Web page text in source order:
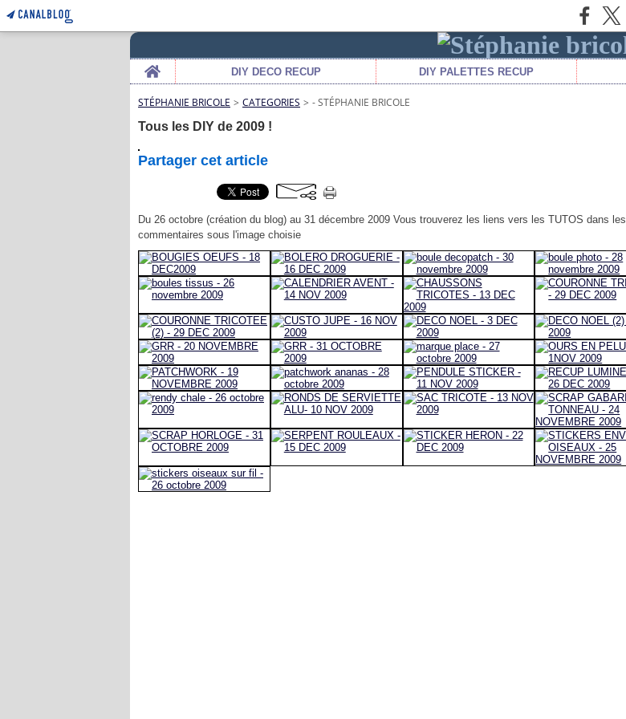
Home
DIY DECO RECUP DIY PALETTES RECUP
STÉPHANIE BRICOLE > CATEGORIES > - STÉPHANIE BRICOLE
Tous les DIY de 2009 !
Partager cet article
Du 26 octobre (création du blog) au 31 décembre 2009 Vous trouverez les liens vers les TUTOS dans les
commentaires sous l'image choisie